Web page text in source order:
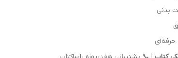
بدنی
حرفه‌ای